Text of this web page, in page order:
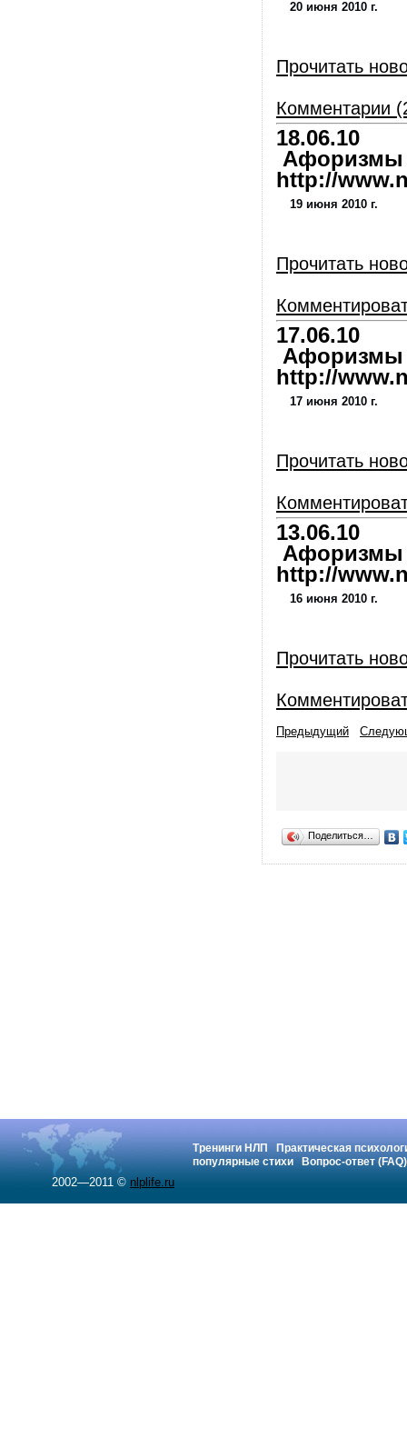
20 июня 2010 г.
Прочитать
Комментарии
18.06.10
Афоризмы
http://
19 июня 2010 г.
Прочитать
17.06.10
Афоризмы
http://
17 июня 2010 г.
Прочитать
13.06.10
Афоризмы
http://
16 июня 2010 г.
Прочитать
Предыдущий
Поделиться…
Тренинги НЛП
Практическая
популярные стихи
Вопрос-ответ (FAQ)
2002—2011 © nlplife.ru